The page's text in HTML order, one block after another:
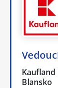
Blansko